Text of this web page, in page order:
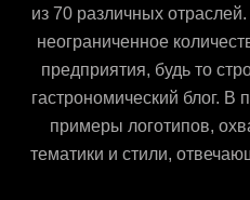
из 70 различных
неограниченное
предприятия, будь то
гастрономический блог.
примеры логотипов,
тематики и стили,